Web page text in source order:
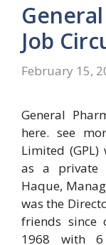
Job
February 15,
General
here. see
Limited
as a private
Haque,
was the
friends since
1968 with